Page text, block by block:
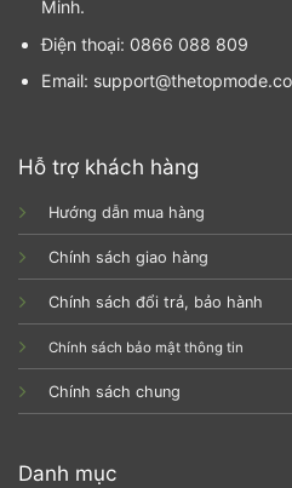
Minh.
Điện thoại: 0866 088 809
Email:
Hỗ trợ khách hàng
Hướng dẫn mua hàng
Chính sách giao hàng
Chính sách đổi trả, bảo hành
Chính sách bảo mật thông tin
Chính sách chung
Danh mục